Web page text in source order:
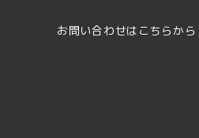
お問い合わせはこちらから